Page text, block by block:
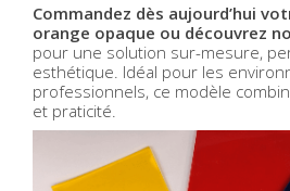
Commandez dès aujourd’hui
orange opaque ou découvrez
pour une solution sur-mesure,
esthétique. Idéal pour les
professionnels, ce modèle
et praticité.